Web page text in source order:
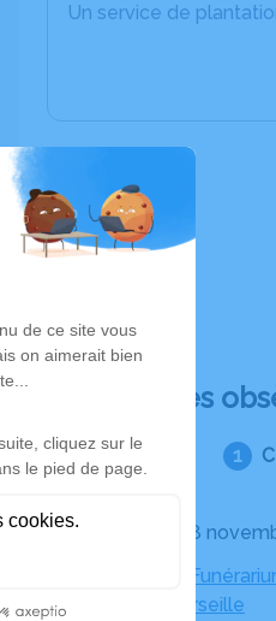
Un service de
Déroulé des
Le lundi 18
Chapelle
13005 Marseille